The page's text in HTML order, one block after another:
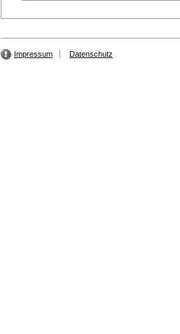
Impressum Datenschutz